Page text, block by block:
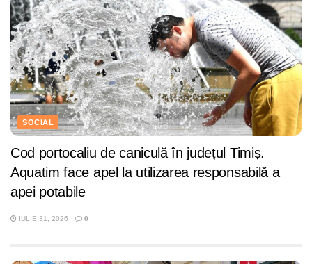
SOCIAL
Cod portocaliu de caniculă în județul Timiș.
Aquatim face apel la utilizarea responsabilă a
apei potabile
IULIE 31, 2026 0